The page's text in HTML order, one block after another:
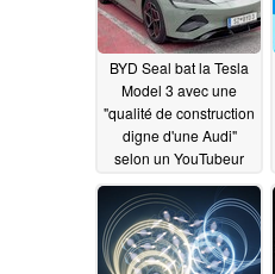
BYD Seal bat la Tesla
Model 3 avec une
"qualité de construction
digne d'une Audi"
selon un YouTubeur
populaire07/19/2024